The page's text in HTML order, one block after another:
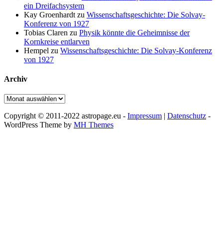
ein Dreifachsystem
Kay Groenhardt zu Wissenschaftsgeschichte: Die Solvay-
Konferenz von 1927
Tobias Claren zu Physik könnte die Geheimnisse der
Kornkreise entlarven
Hempel zu Wissenschaftsgeschichte: Die Solvay-Konferenz
von 1927
Archiv
Archiv
Copyright © 2011-2022 astropage.eu - Impressum | Datenschutz -
WordPress Theme by MH Themes